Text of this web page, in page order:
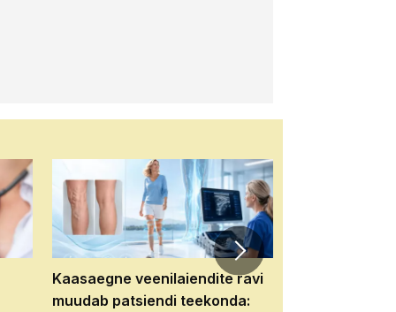
Kaasaegne veenilaiendite ravi
muudab patsiendi teekonda: